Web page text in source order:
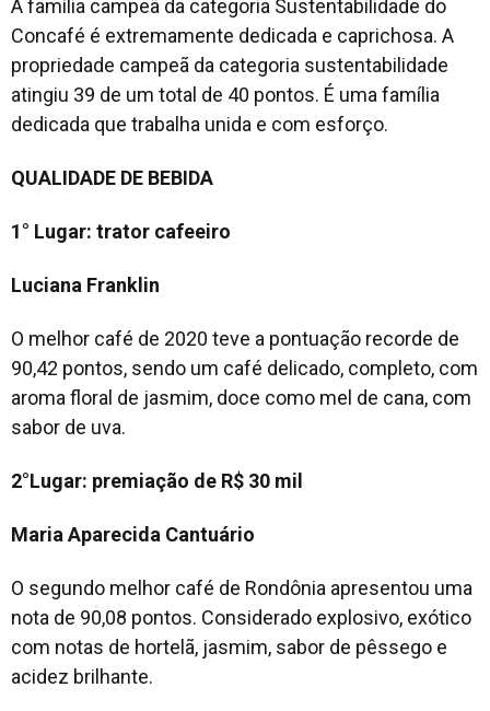
A família campeã da categoria Sustentabilidade do
Concafé é extremamente dedicada e caprichosa. A
propriedade campeã da categoria sustentabilidade
atingiu 39 de um total de 40 pontos. É uma família
dedicada que trabalha unida e com esforço.
QUALIDADE DE BEBIDA
1° Lugar: trator cafeeiro
Luciana Franklin
O melhor café de 2020 teve a pontuação recorde de
90,42 pontos, sendo um café delicado, completo, com
aroma floral de jasmim, doce como mel de cana, com
sabor de uva.
2°Lugar: premiação de R$ 30 mil
Maria Aparecida Cantuário
O segundo melhor café de Rondônia apresentou uma
nota de 90,08 pontos. Considerado explosivo, exótico
com notas de hortelã, jasmim, sabor de pêssego e
acidez brilhante.